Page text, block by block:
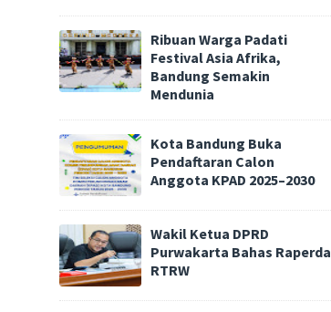
Ribuan Warga Padati
Festival Asia Afrika,
Bandung Semakin
Mendunia
Kota Bandung Buka
Pendaftaran Calon
Anggota KPAD 2025–2030
Wakil Ketua DPRD
Purwakarta Bahas Raperda
RTRW